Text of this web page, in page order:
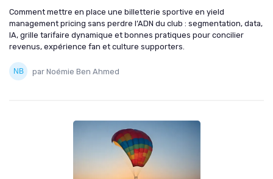
Comment mettre en place une billetterie sportive en yield
management pricing sans perdre l’ADN du club : segmentation, data,
IA, grille tarifaire dynamique et bonnes pratiques pour concilier
revenus, expérience fan et culture supporters.
par Noémie Ben Ahmed